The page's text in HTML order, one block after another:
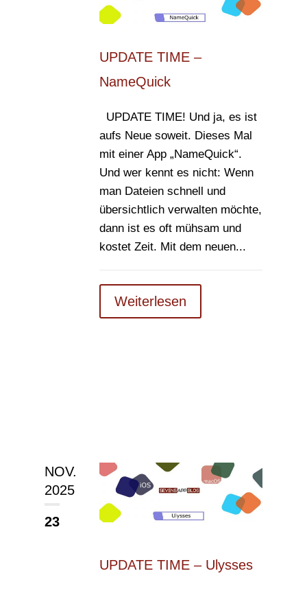
UPDATE TIME –
NameQuick
UPDATE TIME! Und ja, es ist
aufs Neue soweit. Dieses Mal
mit einer App „NameQuick“.
Und wer kennt es nicht: Wenn
man Dateien schnell und
übersichtlich verwalten möchte,
dann ist es oft mühsam und
kostet Zeit. Mit dem neuen...
Weiterlesen
NOV.
2025
23
UPDATE TIME – Ulysses